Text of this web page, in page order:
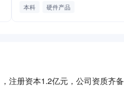
本科 硬件产品
注册资本1.2亿元，公司资质齐